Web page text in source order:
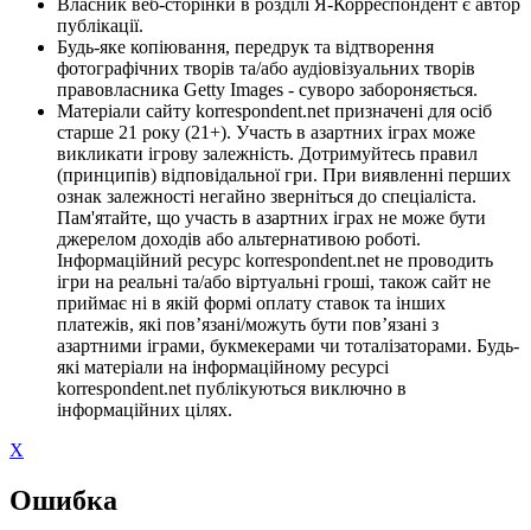
Власник веб-сторінки в розділі Я-Корреспондент є автор
публікації.
Будь-яке копіювання, передрук та відтворення
фотографічних творів та/або аудіовізуальних творів
правовласника Getty Images - суворо забороняється.
Матеріали сайту korrespondent.net призначені для осіб
старше 21 року (21+). Участь в азартних іграх може
викликати ігрову залежність. Дотримуйтесь правил
(принципів) відповідальної гри. При виявленні перших
ознак залежності негайно зверніться до спеціаліста.
Пам'ятайте, що участь в азартних іграх не може бути
джерелом доходів або альтернативою роботі.
Інформаційний ресурс korrespondent.net не проводить
ігри на реальні та/або віртуальні гроші, також сайт не
приймає ні в якій формі оплату ставок та інших
платежів, які пов’язані/можуть бути пов’язані з
азартними іграми, букмекерами чи тоталізаторами. Будь-
які матеріали на інформаційному ресурсі
korrespondent.net публікуються виключно в
інформаційних цілях.
X
Ошибка